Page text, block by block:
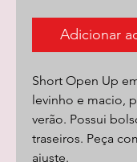
Adicionar
Short Open Up
levinho e macio,
verão. Possui
traseiros. Peça
ajuste.